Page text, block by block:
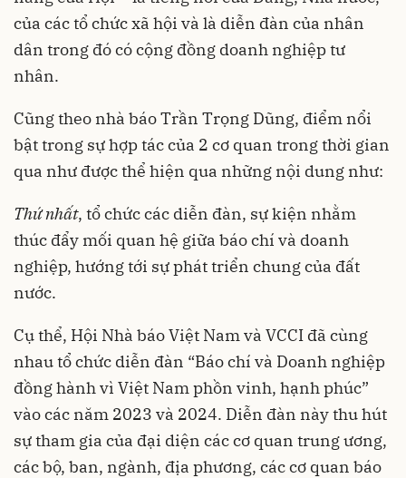
của các tổ chức xã hội và là diễn đàn của nhân
dân trong đó có cộng đồng doanh nghiệp tư
nhân.
Cũng theo nhà báo Trần Trọng Dũng, điểm nổi
bật trong sự hợp tác của 2 cơ quan trong thời gian
qua như được thể hiện qua những nội dung như:
Thứ nhất, tổ chức các diễn đàn, sự kiện nhằm
thúc đẩy mối quan hệ giữa báo chí và doanh
nghiệp, hướng tới sự phát triển chung của đất
nước.
Cụ thể, Hội Nhà báo Việt Nam và VCCI đã cùng
nhau tổ chức diễn đàn “Báo chí và Doanh nghiệp
đồng hành vì Việt Nam phồn vinh, hạnh phúc”
vào các năm 2023 và 2024. Diễn đàn này thu hút
sự tham gia của đại diện các cơ quan trung ương,
các bộ, ban, ngành, địa phương, các cơ quan báo